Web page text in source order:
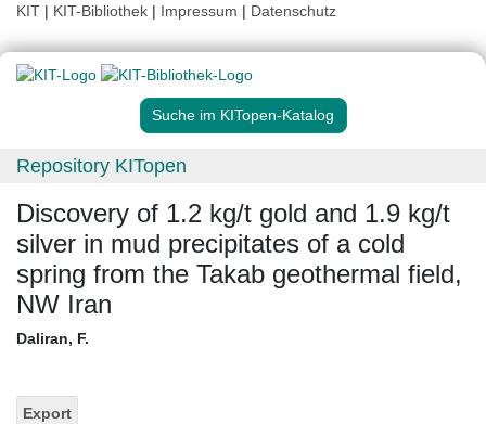
KIT | KIT-Bibliothek | Impressum | Datenschutz
Suche im KITopen-Katalog
Repository KITopen
Discovery of 1.2 kg/t gold and 1.9 kg/t
silver in mud precipitates of a cold
spring from the Takab geothermal field,
NW Iran
Daliran, F.
Export